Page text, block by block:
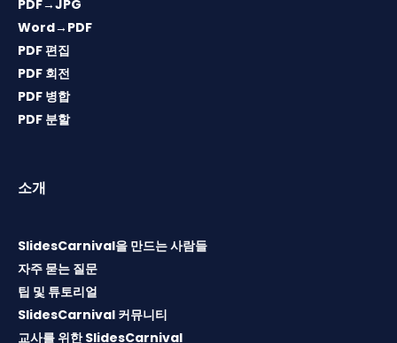
PDF→JPG
Word→PDF
PDF 편집
PDF 회전
PDF 병합
PDF 분할
소개
SlidesCarnival을 만드는 사람들
자주 묻는 질문
팁 및 튜토리얼
SlidesCarnival 커뮤니티
교사를 위한 SlidesCarnival